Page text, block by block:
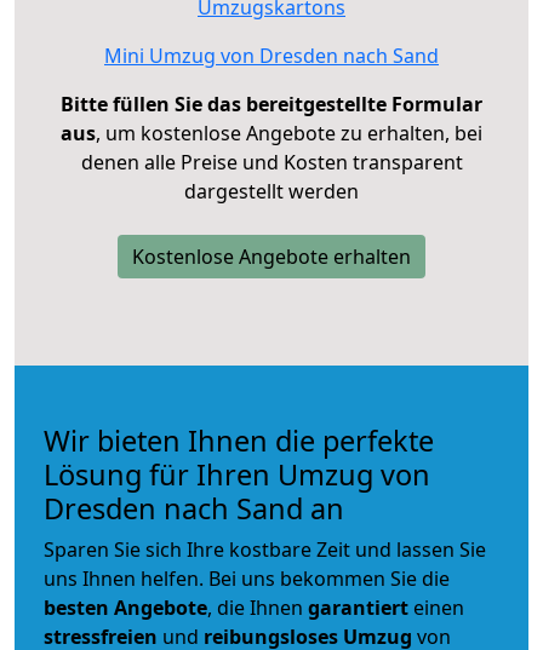
Umzugskartons
Mini Umzug von Dresden nach Sand
Bitte füllen Sie das bereitgestellte Formular
aus, um kostenlose Angebote zu erhalten, bei
denen alle Preise und Kosten transparent
dargestellt werden
Kostenlose Angebote erhalten
Wir bieten Ihnen die perfekte
Lösung für Ihren Umzug von
Dresden nach Sand an
Sparen Sie sich Ihre kostbare Zeit und lassen Sie
uns Ihnen helfen. Bei uns bekommen Sie die
besten Angebote, die Ihnen garantiert einen
stressfreien und reibungsloses Umzug von